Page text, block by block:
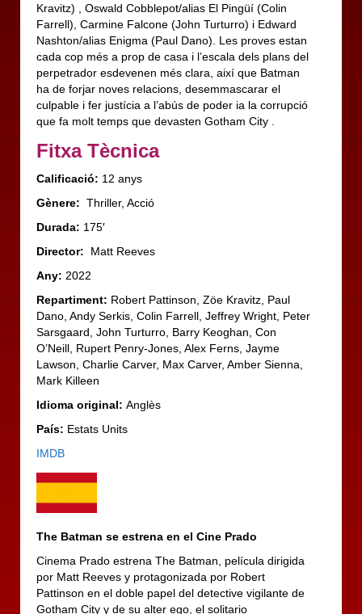
Kravitz) , Oswald Cobblepot/alias El Pingüí (Colin
Farrell), Carmine Falcone (John Turturro) i Edward
Nashton/alias Enigma (Paul Dano). Les proves estan
cada cop més a prop de casa i l’escala dels plans del
perpetrador esdevenen més clara, així que Batman
ha de forjar noves relacions, desemmascarar el
culpable i fer justícia a l’abús de poder ia la corrupció
que fa molt temps que devasten Gotham City .
Fitxa Tècnica
Calificació: 12 anys
Gènere: Thriller, Acció
Durada: 175′
Director: Matt Reeves
Any: 2022
Repartiment: Robert Pattinson, Zöe Kravitz, Paul
Dano, Andy Serkis, Colin Farrell, Jeffrey Wright, Peter
Sarsgaard, John Turturro, Barry Keoghan, Con
O’Neill, Rupert Penry-Jones, Alex Ferns, Jayme
Lawson, Charlie Carver, Max Carver, Amber Sienna,
Mark Killeen
Idioma original: Anglès
País: Estats Units
IMDB
The Batman se estrena en el Cine Prado
Cinema Prado estrena The Batman, película dirigida
por Matt Reeves y protagonizada por Robert
Pattinson en el doble papel del detective vigilante de
Gotham City y de su alter ego, el solitario